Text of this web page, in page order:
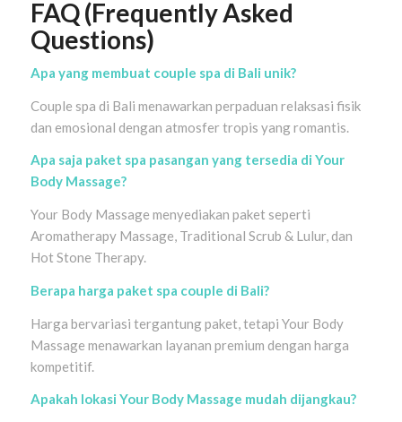
FAQ (Frequently Asked
Questions)
Apa yang membuat couple spa di Bali unik?
Couple spa di Bali menawarkan perpaduan relaksasi fisik
dan emosional dengan atmosfer tropis yang romantis.
Apa saja paket spa pasangan yang tersedia di Your
Body Massage?
Your Body Massage menyediakan paket seperti
Aromatherapy Massage, Traditional Scrub & Lulur, dan
Hot Stone Therapy.
Berapa harga paket spa couple di Bali?
Harga bervariasi tergantung paket, tetapi Your Body
Massage menawarkan layanan premium dengan harga
kompetitif.
Apakah lokasi Your Body Massage mudah dijangkau?